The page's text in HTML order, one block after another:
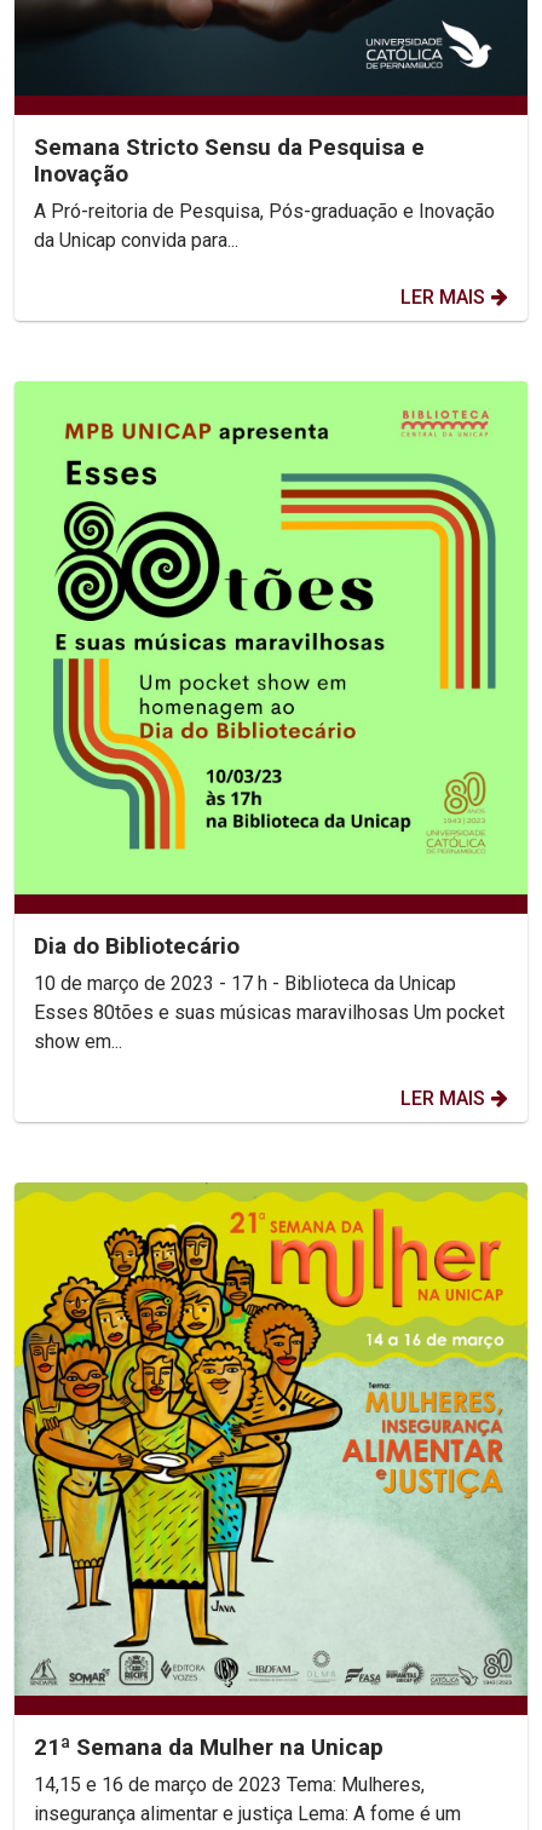
Semana Stricto Sensu da Pesquisa e
Inovação
A Pró-reitoria de Pesquisa, Pós-graduação e Inovação
da Unicap convida para...
LER MAIS
Dia do Bibliotecário
10 de março de 2023 - 17 h - Biblioteca da Unicap
Esses 80tões e suas músicas maravilhosas Um pocket
show em...
LER MAIS
21ª Semana da Mulher na Unicap
14,15 e 16 de março de 2023 Tema: Mulheres,
insegurança alimentar e justiça Lema: A fome é um